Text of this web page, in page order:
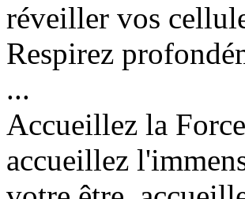
réveiller vos
Respirez
...
Accueillez la
accueillez